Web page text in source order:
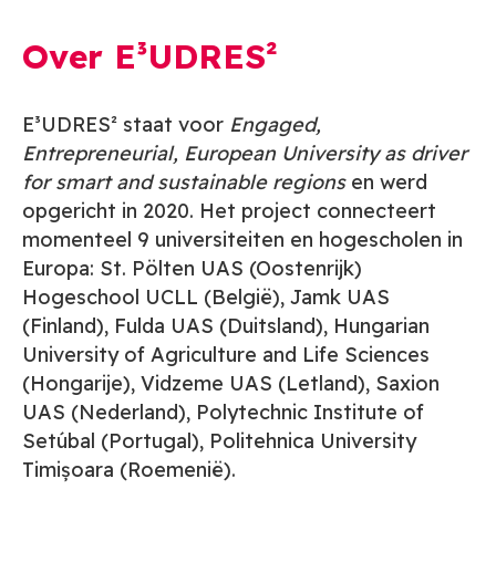
Over E³UDRES²
E³UDRES² staat voor Engaged,
Entrepreneurial, European University as driver
for smart and sustainable regionsen werd
opgericht in 2020. Het project connecteert
momenteel 9 universiteiten en hogescholen in
Europa: St. Pölten UAS (Oostenrijk)
Hogeschool UCLL (België), Jamk UAS
(Finland), Fulda UAS (Duitsland), Hungarian
University of Agriculture and Life Sciences
(Hongarije), Vidzeme UAS (Letland), Saxion
UAS (Nederland), Polytechnic Institute of
Setúbal (Portugal), Politehnica University
Timișoara (Roemenië).